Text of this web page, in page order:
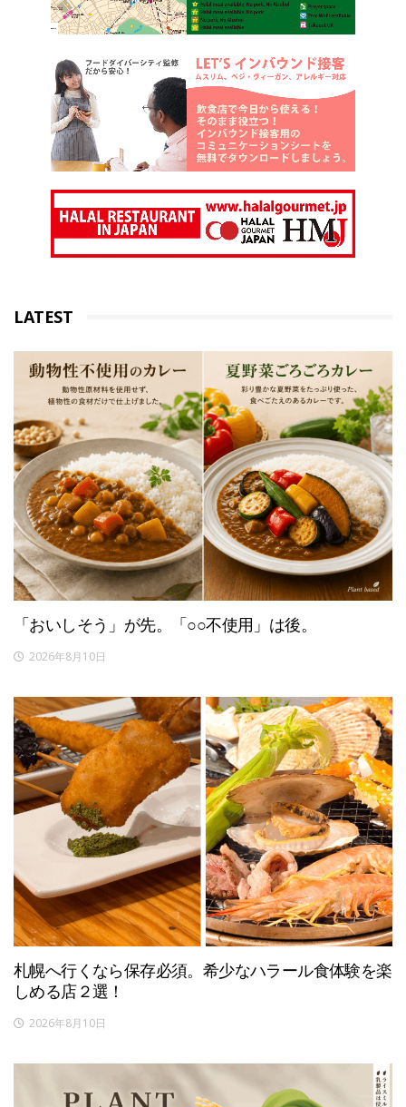
LATEST
「おいしそう」が先。「○○不使用」は後。
2026年8月10日
札幌へ行くなら保存必須。希少なハラール食体験を楽
しめる店２選！
2026年8月10日